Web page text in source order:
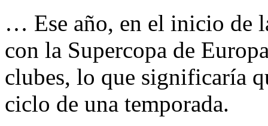
… Ese año, en el inicio de
con la Supercopa de
clubes, lo que significaría
ciclo de una temporada.